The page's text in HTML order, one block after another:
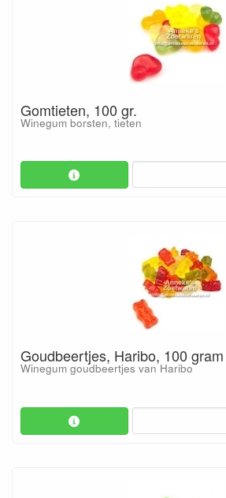
Gomtieten, 100 gr.
Winegum borsten, tieten
Goudbeertjes, Haribo, 100 gram
Winegum goudbeertjes van Haribo